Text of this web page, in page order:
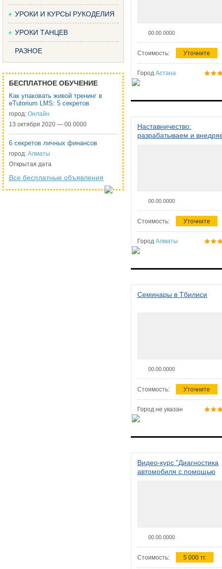
УРОКИ И КУРСЫ РУКОДЕЛИЯ
УРОКИ ТАНЦЕВ
РАЗНОЕ
БЕСПЛАТНОЕ ОБУЧЕНИЕ
Как упаковать живой тренинг в
eTutorium LMS: 5 секретов
город: Онлайн
13 октября 2020 — 00 0000
6 секретов личных финансов
город: Алматы
Открытая дата
Все бесплатные объявления
00.00.0000
Стоимость: Уточните
Город Астана
Наставничество:
разрабатываем и
00.00.0000
Стоимость: Уточните
Город Алматы
Семинары в Тбилиси
00.00.0000
Стоимость: Уточните
Город не указан
Видео-курс "Диагностика
автомобиля с помощью
00.00.0000
Стоимость: 5 000 тг.